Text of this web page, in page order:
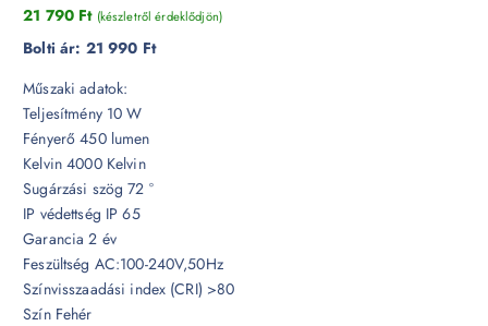
21 790 Ft (készletről érdeklődjön)
Bolti ár: 21 990 Ft
Műszaki adatok:
Teljesítmény 10 W
Fényerő 450 lumen
Kelvin 4000 Kelvin
Sugárzási szög 72 °
IP védettség IP 65
Garancia 2 év
Feszültség AC:100-240V,50Hz
Színvisszaadási index (CRI) >80
Szín Fehér